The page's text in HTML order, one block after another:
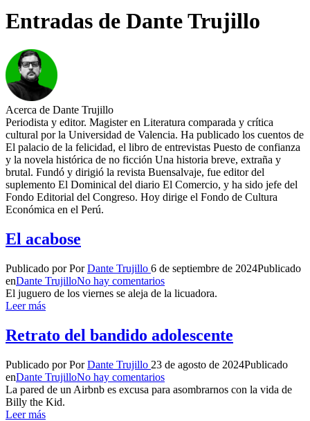
Entradas de Dante Trujillo
Acerca de Dante Trujillo
Periodista y editor. Magister en Literatura comparada y crítica
cultural por la Universidad de Valencia. Ha publicado los cuentos de
El palacio de la felicidad, el libro de entrevistas Puesto de confianza
y la novela histórica de no ficción Una historia breve, extraña y
brutal. Fundó y dirigió la revista Buensalvaje, fue editor del
suplemento El Dominical del diario El Comercio, y ha sido jefe del
Fondo Editorial del Congreso. Hoy dirige el Fondo de Cultura
Económica en el Perú.
El acabose
Publicado por PorDante Trujillo 6 de septiembre de 2024Publicado
enDante TrujilloNo hay comentarios
El juguero de los viernes se aleja de la licuadora.
Leer más
Retrato del bandido adolescente
Publicado por PorDante Trujillo 23 de agosto de 2024Publicado
enDante TrujilloNo hay comentarios
La pared de un Airbnb es excusa para asombrarnos con la vida de
Billy the Kid.
Leer más